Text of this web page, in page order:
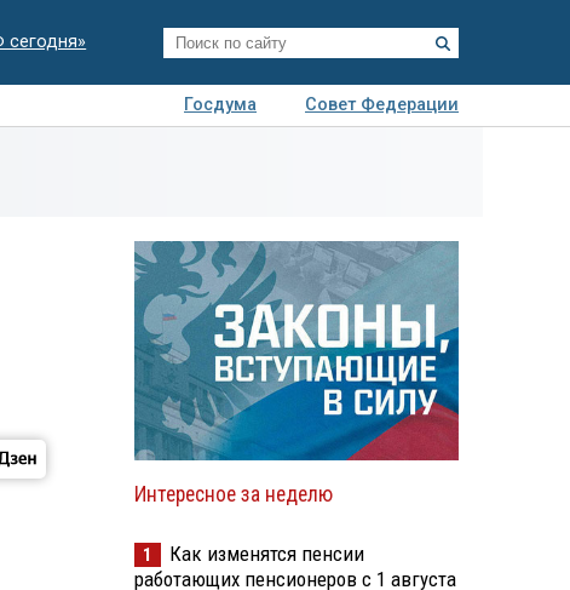
Госдума
Совет Федерации
Интересное за неделю
1
Как изменятся пенсии
работающих пенсионеров с 1 августа